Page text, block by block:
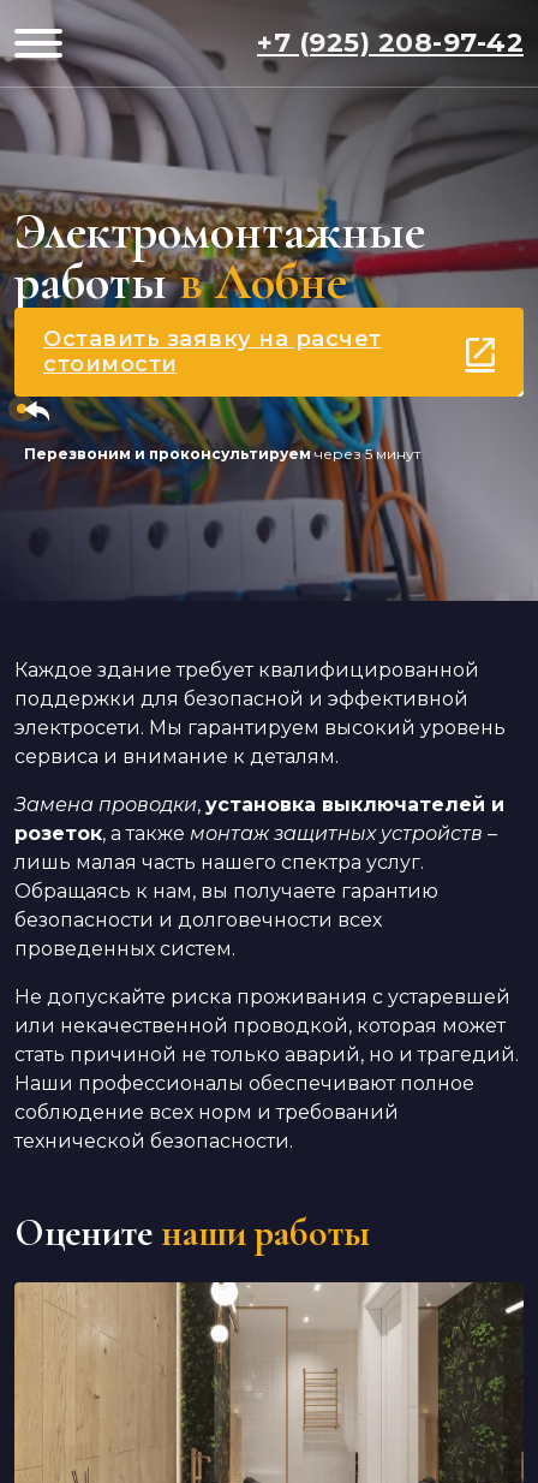
+7 (925) 208-97-42
Электромонтажные
работыв Лобне
Оставить заявку на расчет
стоимости
Перезвоним и проконсультируемчерез 5 минут
Каждое здание требует квалифицированной
поддержки для безопасной и эффективной
электросети. Мы гарантируем высокий уровень
сервиса и внимание к деталям.
Замена проводки, установка выключателей и
розеток, а также монтаж защитных устройств –
лишь малая часть нашего спектра услуг.
Обращаясь к нам, вы получаете гарантию
безопасности и долговечности всех
проведенных систем.
Не допускайте риска проживания с устаревшей
или некачественной проводкой, которая может
стать причиной не только аварий, но и трагедий.
Наши профессионалы обеспечивают полное
соблюдение всех норм и требований
технической безопасности.
Оцените наши работы